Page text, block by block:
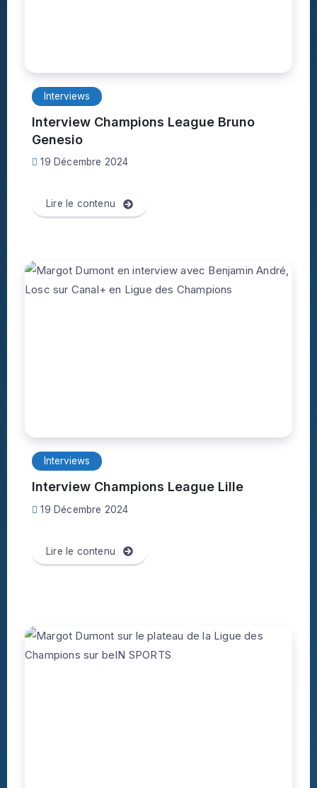
Interviews
Interview Champions League Bruno
Genesio
19 Décembre 2024
Lire le contenu
Interviews
Interview Champions League Lille
19 Décembre 2024
Lire le contenu